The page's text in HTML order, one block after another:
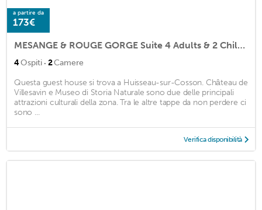
a partire da
173€
MESANGE & ROUGE GORGE Suite 4 Adults & 2 Children maxi
4Ospiti · 2Camere
Questa guest house si trova a Huisseau-sur-Cosson. Château de
Villesavin e Museo di Storia Naturale sono due delle principali
attrazioni culturali della zona. Tra le altre tappe da non perdere ci
sono ...
Verifica disponibilità